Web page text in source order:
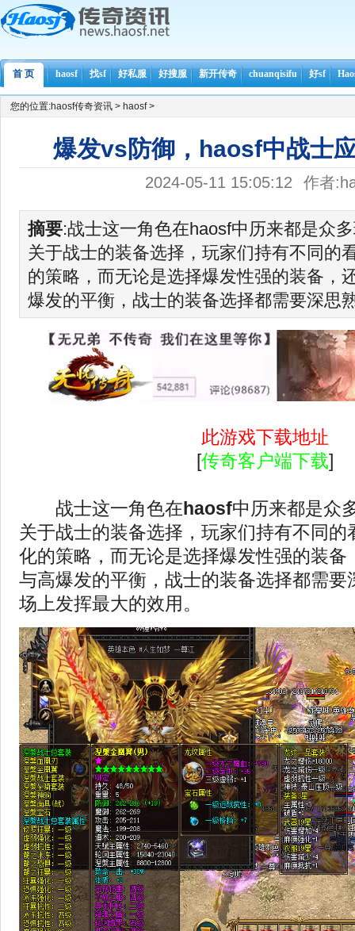
首 页 haosf 找sf 好私服 好搜服 新开传奇 chuanqisifu 好sf
您的位置:haosf传奇资讯 > haosf>
爆发vs防御，haosf中战士
2024-05-11 15:05:12 作者
摘要:战士这一角色在haosf中历来都是众
关于战士的装备选择，玩家们持有不同的
的策略，而无论是选择爆发性强的装备，
爆发的平衡，战士的装备选择都需要深思
此游戏下载地址
[传奇客户端下载]
战士这一角色在haosf中历来都是众
关于战士的装备选择，玩家们持有不同的
化的策略，而无论是选择爆发性强的装备
与高爆发的平衡，战士的装备选择都需要
场上发挥最大的效用。